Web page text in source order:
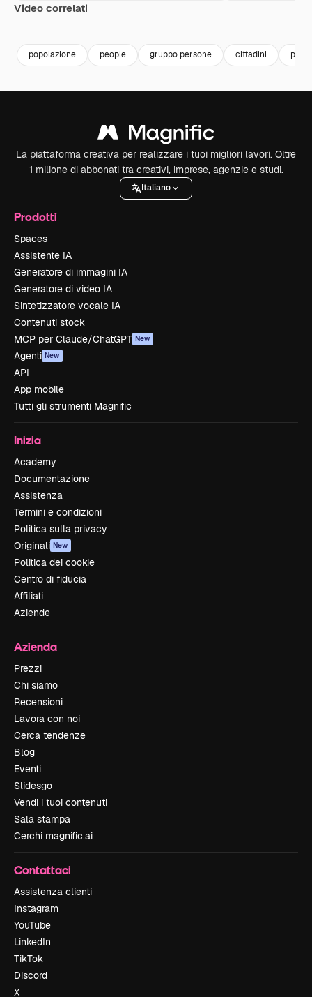
Video correlati
popolazione people gruppo persone cittadini
La piattaforma creativa per realizzare i tuoi migliori lavori. Oltre
1 milione di abbonati tra creativi, imprese, agenzie e studi.
Italiano
Prodotti
Spaces
Assistente IA
Generatore di immagini IA
Generatore di video IA
Sintetizzatore vocale IA
Contenuti stock
MCP per Claude/ChatGPT New
Agenti New
API
App mobile
Tutti gli strumenti Magnific
Inizia
Academy
Documentazione
Assistenza
Termini e condizioni
Politica sulla privacy
Originali New
Politica dei cookie
Centro di fiducia
Affiliati
Aziende
Azienda
Prezzi
Chi siamo
Recensioni
Lavora con noi
Cerca tendenze
Blog
Eventi
Slidesgo
Vendi i tuoi contenuti
Sala stampa
Cerchi magnific.ai
Contattaci
Assistenza clienti
Instagram
YouTube
LinkedIn
TikTok
Discord
X